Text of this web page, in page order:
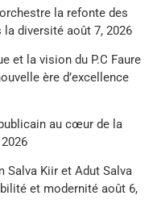
la refonte des
la diversité août 7, 2026
et la vision du P.C Faure
ère d’excellence
au cœur de la
Salva Kiir et Adut Salva
et modernité août 6,